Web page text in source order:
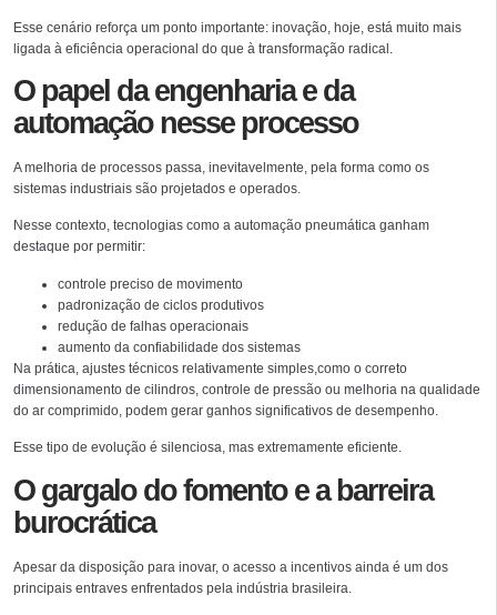
Esse cenário reforça um ponto importante: inovação, hoje, está muito mais
ligada à eficiência operacional do que à transformação radical.
O papel da engenharia e da
automação nesse processo
A melhoria de processos passa, inevitavelmente, pela forma como os
sistemas industriais são projetados e operados.
Nesse contexto, tecnologias como a automação pneumática ganham
destaque por permitir:
controle preciso de movimento
padronização de ciclos produtivos
redução de falhas operacionais
aumento da confiabilidade dos sistemas
Na prática, ajustes técnicos relativamente simples,como o correto
dimensionamento de cilindros, controle de pressão ou melhoria na qualidade
do ar comprimido, podem gerar ganhos significativos de desempenho.
Esse tipo de evolução é silenciosa, mas extremamente eficiente.
O gargalo do fomento e a barreira
burocrática
Apesar da disposição para inovar, o acesso a incentivos ainda é um dos
principais entraves enfrentados pela indústria brasileira.